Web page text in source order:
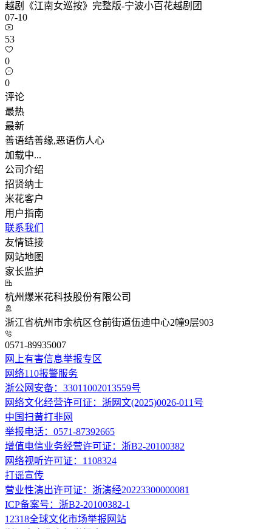
越剧《江南女巡按》完整版-宁波小百花越剧团
07-10
53
0
0
评论
最热
最新
善语结善缘,恶语伤人心
加载中...
公司介绍
招贤纳士
米花客户
用户指南
联系我们
友情链接
网站地图
家长监护
杭州爆米花科技股份有限公司
浙江省杭州市余杭区仓前街道伍迪中心2幢9层903
0571-89935007
网上有害信息举报专区
网络110报警服务
浙公网安备：33011002013559号
网络文化经营许可证：浙网文(2025)0026-011号
中国扫黄打非网
举报电话：0571-87392665
增值电信业务经营许可证：浙B2-20100382
网络视听许可证：1108324
打谣宣传
营业性演出许可证：浙演经20223300000081
ICP备案号：浙B2-20100382-1
12318全球文化市场举报网站